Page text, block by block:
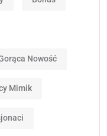
Nowość
Mimik